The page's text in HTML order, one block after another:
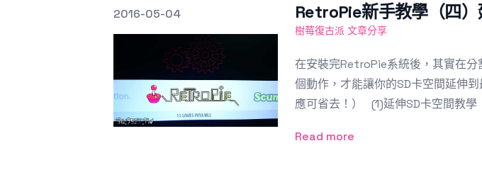
發文於
2016-05-04
Featured Image
RetroPie新手教學（四
樹莓復古派 文章分享
在安裝完RetroPie系統後，其實在
個動作，才能讓你的SD卡空間延伸
應可省去！） (1)延伸SD卡空間教學
Read more